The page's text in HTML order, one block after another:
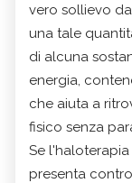
vero sollievo
una tale
di alcuna
energia,
che aiuta a
fisico senza
Se
presenta